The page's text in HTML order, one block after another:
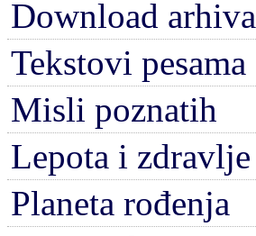
Download arhiva
Tekstovi pesama
Misli poznatih
Lepota i zdravlje
Planeta rođenja